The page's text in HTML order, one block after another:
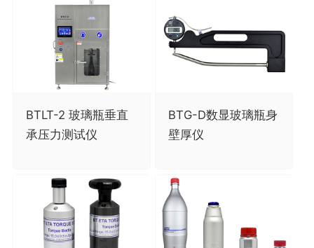
BTLT-2 玻璃瓶垂直
承压力测试仪
BTG-D数显玻璃瓶身
壁厚仪